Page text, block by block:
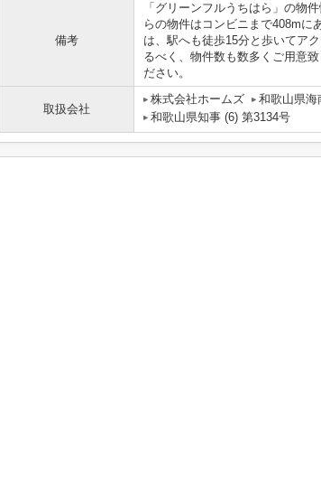
備考
「グリーンフルうちはら」の物
らの物件はコンビニまで408mに
は、駅へも徒歩15分と歩いてア
るべく、物件数も数多くご用意
ださい。
取扱会社
株式会社ホームズ 和歌山県海
和歌山県知事 (6) 第3134号